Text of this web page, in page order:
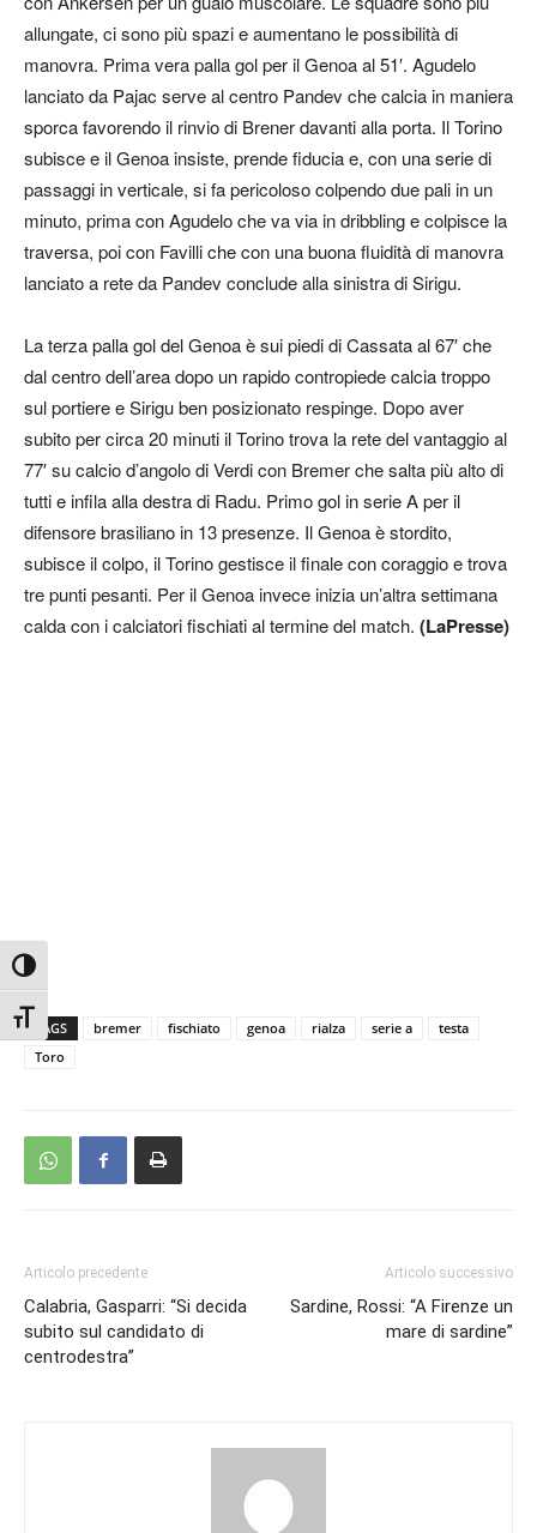
Attiva/disattiva alto contrasto
Attiva/disattiva dimensione testo
allungate, ci sono più spazi e aumentano le possibilità di
manovra. Prima vera palla gol per il Genoa al 51′. Agudelo
lanciato da Pajac serve al centro Pandev che calcia in maniera
sporca favorendo il rinvio di Brener davanti alla porta. Il Torino
subisce e il Genoa insiste, prende fiducia e, con una serie di
passaggi in verticale, si fa pericoloso colpendo due pali in un
minuto, prima con Agudelo che va via in dribbling e colpisce la
traversa, poi con Favilli che con una buona fluidità di manovra
lanciato a rete da Pandev conclude alla sinistra di Sirigu.
La terza palla gol del Genoa è sui piedi di Cassata al 67′ che
dal centro dell’area dopo un rapido contropiede calcia troppo
sul portiere e Sirigu ben posizionato respinge. Dopo aver
subito per circa 20 minuti il Torino trova la rete del vantaggio al
77′ su calcio d’angolo di Verdi con Bremer che salta più alto di
tutti e infila alla destra di Radu. Primo gol in serie A per il
difensore brasiliano in 13 presenze. Il Genoa è stordito,
subisce il colpo, il Torino gestisce il finale con coraggio e trova
tre punti pesanti. Per il Genoa invece inizia un’altra settimana
calda con i calciatori fischiati al termine del match. (LaPresse)
TAGS bremer fischiato genoa rialza serie a
testa
Toro
Articolo precedente
Calabria, Gasparri: “Si decida
subito sul candidato di
centrodestra”
Articolo successivo
Sardine, Rossi: “A Firenze un
mare di sardine”